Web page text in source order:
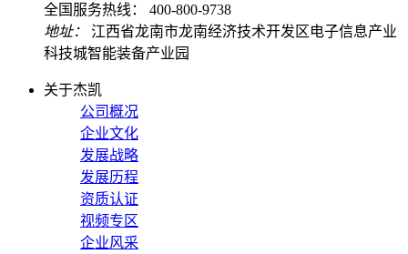
全国服务热线： 400-800-9738
地址：
江西省龙南市龙南经济技术开发区电子信息产业
科技城智能装备产业园
关于杰凯
公司概况
企业文化
发展战略
发展历程
资质认证
视频专区
企业风采